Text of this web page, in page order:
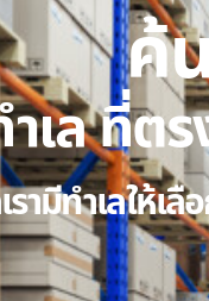
ค้
ำเล ที่ต
ามีทำเลให้เ